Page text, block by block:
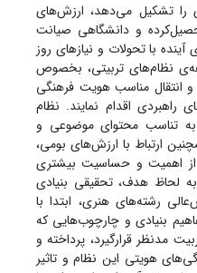
تشکیل می‌دهد، ارزش‌های
و دانشگاهی صیانت
با تحولات و نیازهای روز
نظام‌های تربیتی، بخصوص
انتقال مناسب هویت فرهنگی
اقدام نمایند. نظام
تناسب محتوای موضوعی و
ارتباط با ارزش‌های بومی،
از اهمیت و حساسیت بیشتری
لحاظ هدف، تحقیقی بنیادی
رشته‌های هنری، ابتدا با
بنیادی و چارچوب‌هایی که
مدنظر قرارگیرد، پرداخته و
هویتی این نظام و تاثیر